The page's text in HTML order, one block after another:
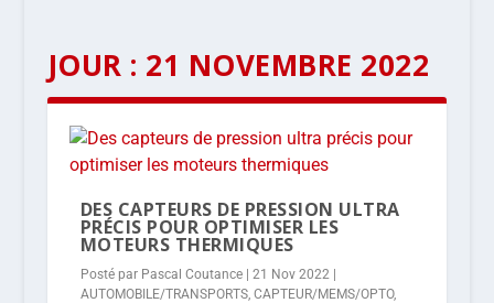
JOUR : 21 NOVEMBRE 2022
DES CAPTEURS DE PRESSION ULTRA
PRÉCIS POUR OPTIMISER LES
MOTEURS THERMIQUES
Posté par Pascal Coutance| 21 Nov 2022|
AUTOMOBILE/TRANSPORTS, CAPTEUR/MEMS/OPTO,